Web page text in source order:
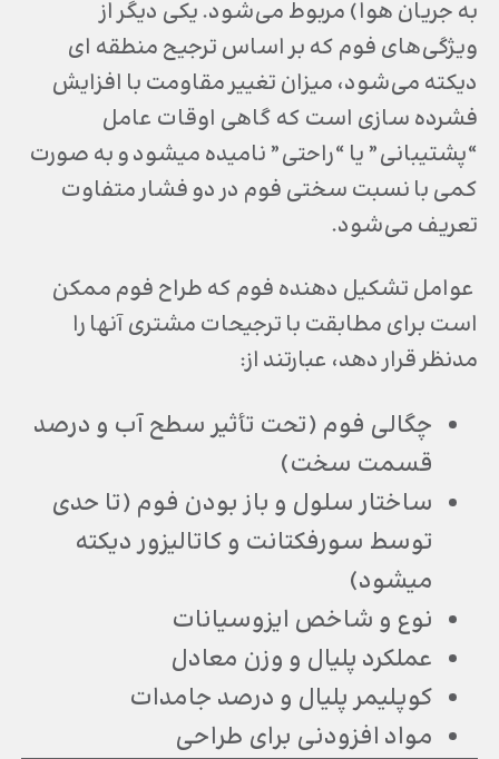
به جریان هوا) مربوط می‌شود. یکی دیگر از
ویژگی‌های فوم که بر اساس ترجیح منطقه ای
دیکته می‌شود، میزان تغییر مقاومت با افزایش
فشرده سازی است که گاهی اوقات عامل
“پشتیبانی” یا “راحتی” نامیده می‎شود و به صورت
کمی با نسبت سختی فوم در دو فشار متفاوت
تعریف می‌شود.
عوامل تشکیل دهنده فوم که طراح فوم ممکن
است برای مطابقت با ترجیحات مشتری آنها را
مدنظر قرار دهد، عبارتند از:
چگالی فوم (تحت تأثیر سطح آب و درصد
قسمت سخت)
ساختار سلول و باز بودن فوم (تا حدی
توسط سورفکتانت و کاتالیزور دیکته
می‎شود)
نوع و شاخص ایزوسیانات
عملکرد پلی‎ال و وزن معادل
کوپلیمر پلی‎ال و درصد جامدات
مواد افزودنی برای طراحی